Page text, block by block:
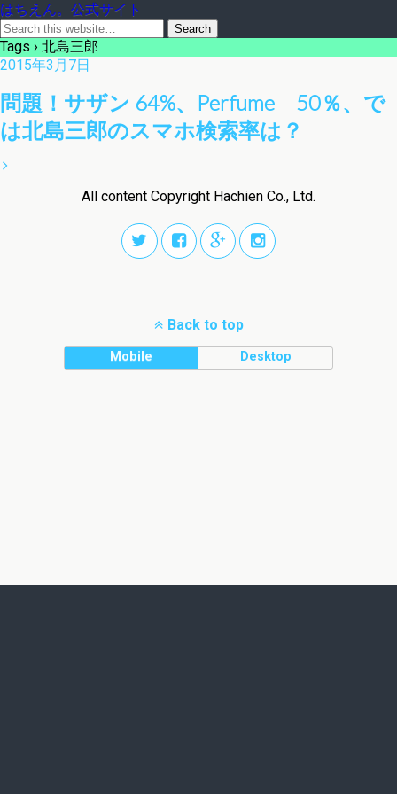
はちえん。公式サイト
Tags › 北島三郎
2015年3月7日
問題！サザン 64%、Perfume 50％、で
は北島三郎のスマホ検索率は？
All content Copyright Hachien Co., Ltd.
Back to top
Mobile Desktop